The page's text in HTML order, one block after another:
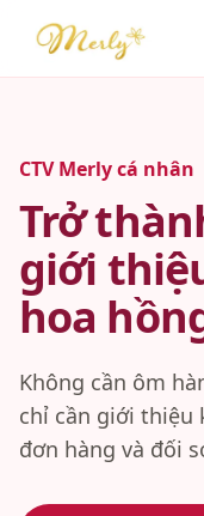
CTV Merly cá nhân
Trở
giới
hoa
Không cần ôm
chỉ cần giới thiệu
đơn hàng và đối